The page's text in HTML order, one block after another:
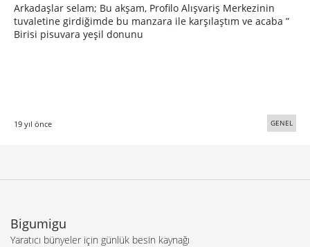
Arkadaşlar selam; Bu akşam, Profilo Alışvariş Merkezinin
tuvaletine girdiğimde bu manzara ile karşılaştım ve acaba ”
Birisi pisuvara yeşil donunu
19 yıl önce GENEL
Bigumigu
Yaratıcı bünyeler için günlük besin kaynağı